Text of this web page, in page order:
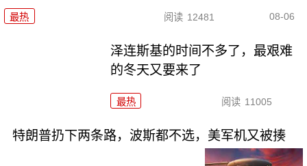
最热 阅读 12481 08-06
泽连斯基的时间不多了，最艰难
的冬天又要来了
最热 阅读 11005
特朗普扔下两条路，波斯都不选，美军机又被揍